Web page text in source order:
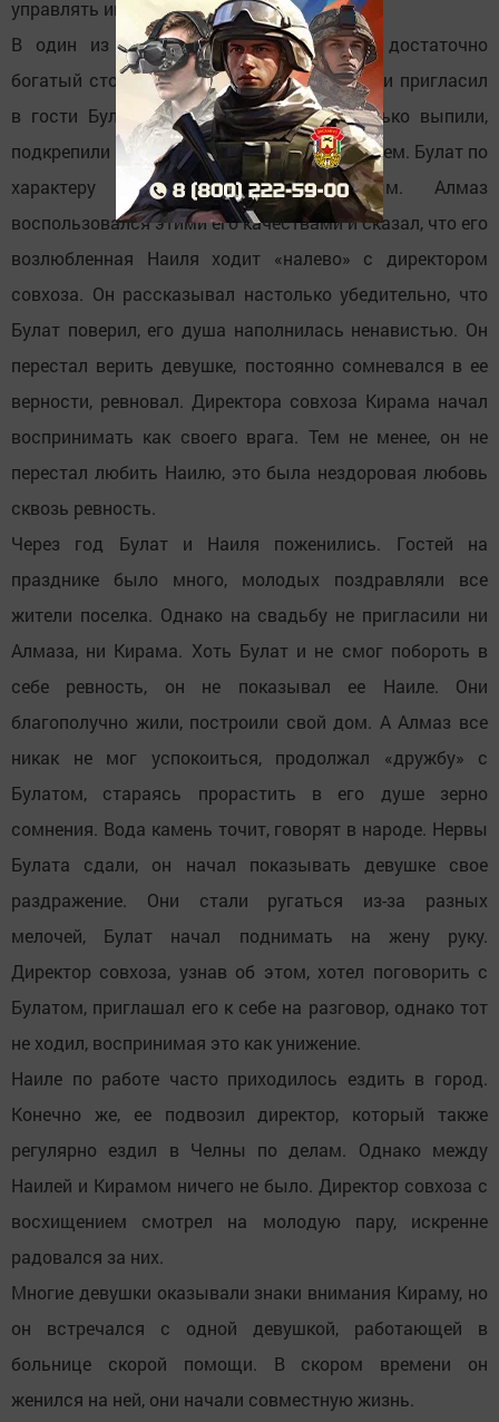
управлять им.
В один из выходных дней он накрыл достаточно
богатый стол, подготовил много алкоголя и пригласил
в гости Булата. В тот день они хорошенько выпили,
подкрепили «дружбу» мужским рукопожатием. Булат по
характеру был мягким, доверчивым. Алмаз
воспользовался этими его качествами и сказал, что его
возлюбленная Наиля ходит «налево» с директором
совхоза. Он рассказывал настолько убедительно, что
Булат поверил, его душа наполнилась ненавистью. Он
перестал верить девушке, постоянно сомневался в ее
верности, ревновал. Директора совхоза Кирама начал
воспринимать как своего врага. Тем не менее, он не
перестал любить Наилю, это была нездоровая любовь
сквозь ревность.
Через год Булат и Наиля поженились. Гостей на
празднике было много, молодых поздравляли все
жители поселка. Однако на свадьбу не пригласили ни
Алмаза, ни Кирама. Хоть Булат и не смог побороть в
себе ревность, он не показывал ее Наиле. Они
благополучно жили, построили свой дом. А Алмаз все
никак не мог успокоиться, продолжал «дружбу» с
Булатом, стараясь прорастить в его душе зерно
сомнения. Вода камень точит, говорят в народе. Нервы
Булата сдали, он начал показывать девушке свое
раздражение. Они стали ругаться из-за разных
мелочей, Булат начал поднимать на жену руку.
Директор совхоза, узнав об этом, хотел поговорить с
Булатом, приглашал его к себе на разговор, однако тот
не ходил, воспринимая это как унижение.
Наиле по работе часто приходилось ездить в город.
Конечно же, ее подвозил директор, который также
регулярно ездил в Челны по делам. Однако между
Наилей и Кирамом ничего не было. Директор совхоза с
восхищением смотрел на молодую пару, искренне
радовался за них.
Многие девушки оказывали знаки внимания Кираму, но
он встречался с одной девушкой, работающей в
больнице скорой помощи. В скором времени он
женился на ней, они начали совместную жизнь.